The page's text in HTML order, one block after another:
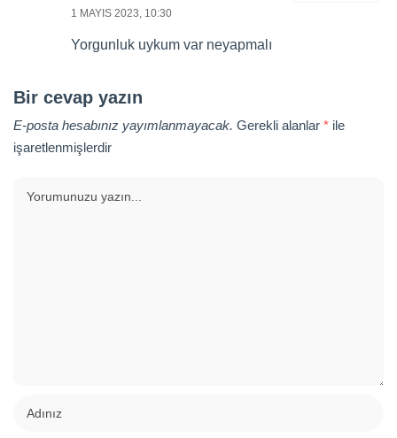
1 MAYIS 2023, 10:30
Yorgunluk uykum var neyapmalı
Bir cevap yazın
E-posta hesabınız yayımlanmayacak. Gerekli alanlar * ile
işaretlenmişlerdir